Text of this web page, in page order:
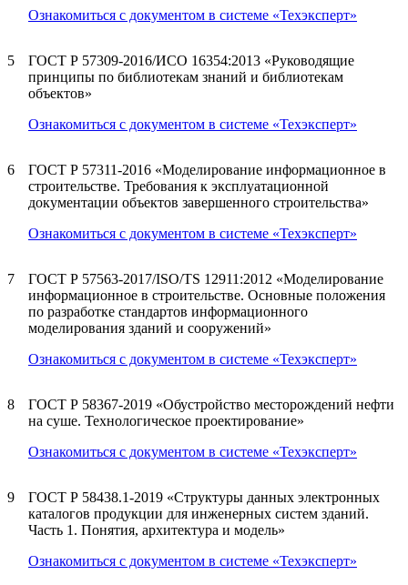
Ознакомиться с документом в системе «Техэксперт»
5
ГОСТ Р 57309-2016/ИСО 16354:2013 «Руководящие
принципы по библиотекам знаний и библиотекам
объектов»
Ознакомиться с документом в системе «Техэксперт»
6
ГОСТ Р 57311-2016 «Моделирование информационное в
строительстве. Требования к эксплуатационной
документации объектов завершенного строительства»
Ознакомиться с документом в системе «Техэксперт»
7
ГОСТ Р 57563-2017/ISO/TS 12911:2012 «Моделирование
информационное в строительстве. Основные положения
по разработке стандартов информационного
моделирования зданий и сооружений»
Ознакомиться с документом в системе «Техэксперт»
8
ГОСТ Р 58367-2019 «Обустройство месторождений нефти
на суше. Технологическое проектирование»
Ознакомиться с документом в системе «Техэксперт»
9
ГОСТ Р 58438.1-2019 «Структуры данных электронных
каталогов продукции для инженерных систем зданий.
Часть 1. Понятия, архитектура и модель»
Ознакомиться с документом в системе «Техэксперт»